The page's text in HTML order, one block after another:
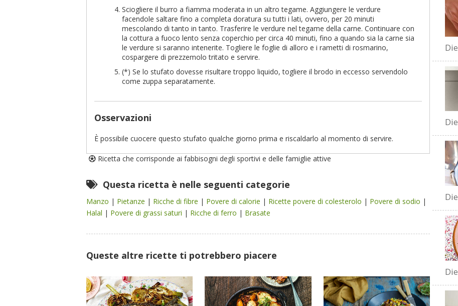
Sciogliere il burro a fiamma moderata in un altro tegame. Aggiungere le verdure
facendole saltare fino a completa doratura su tutti i lati, ovvero, per 20 minuti
mescolando di tanto in tanto. Trasferire le verdure nel tegame della carne. Continuare con
la cottura a fuoco lento senza coperchio per circa 40 minuti, fino a quando sia la carne sia
le verdure si saranno intenerite. Togliere le foglie di alloro e i rametti di rosmarino,
cospargere di prezzemolo tritato e servire.
(*) Se lo stufato dovesse risultare troppo liquido, togliere il brodo in eccesso servendolo
come zuppa separatamente.
Osservazioni
È possibile cuocere questo stufato qualche giorno prima e riscaldarlo al momento di servire.
Ricetta che corrisponde ai fabbisogni degli sportivi e delle famiglie attive
Questa ricetta è nelle seguenti categorie
Manzo | Pietanze | Ricche di fibre | Povere di calorie | Ricette povere di colesterolo | Povere di sodio |
Halal | Povere di grassi saturi | Ricche di ferro | Brasate
Queste altre ricette ti potrebbero piacere